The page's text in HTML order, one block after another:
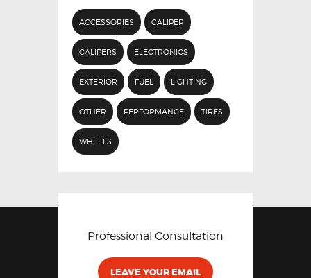
ACCESSORIES CALIPER
CALIPERS ELECTRONICS
EXTERIOR FUEL LIGHTING
OTHER PERFORMANCE TIRES
WHEELS
Professional Consultation
LEAVE YOUR EMAIL